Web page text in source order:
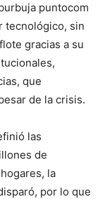
puntocom
tecnológico, sin
gracias a su
que
de la crisis.
las
de
la
por lo que